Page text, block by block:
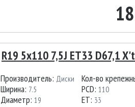
R19 5x110 7,5J ET33 D67,1
Производитель: Диски
Ширина: 7.5
Диаметр: 19
Кол-во
PCD: 110
ET: 33